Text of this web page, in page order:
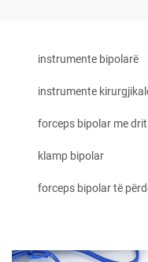
instrumente bipolarë
instrumente
forceps bipolar me
klamp bipolar
forceps bipolar të